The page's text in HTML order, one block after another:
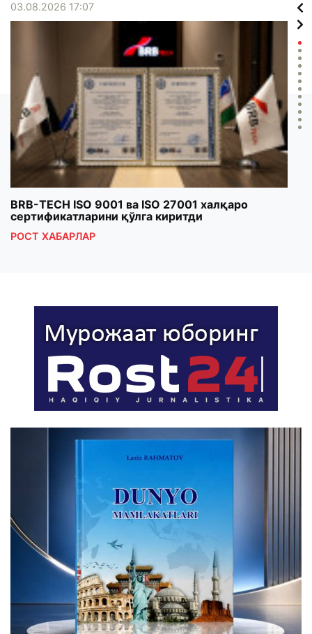
03.08.2026 17:07
BRB-TECH ISO 9001 ва ISO 27001 халқаро
сертификатларини қўлга киритди
РОСТ ХАБАРЛАР